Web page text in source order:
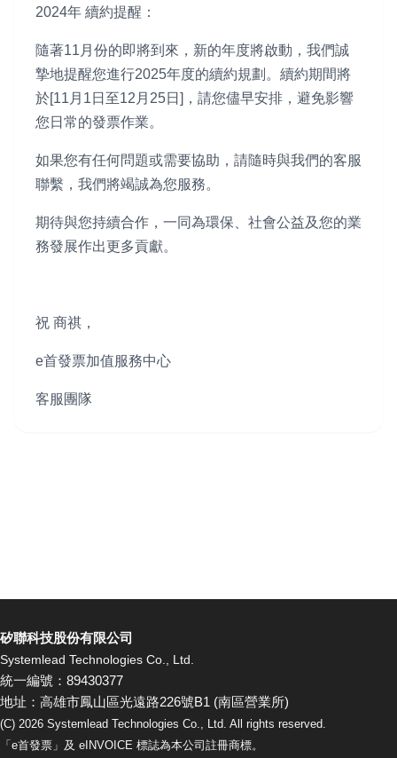
2024年 續約提醒：
隨著11月份的即將到來，新的年度將啟動，我們誠
摯地提醒您進行2025年度的續約規劃。續約期間將
於[11月1日至12月25日]，請您儘早安排，避免影響
您日常的發票作業。
如果您有任何問題或需要協助，請隨時與我們的客服
聯繫，我們將竭誠為您服務。
期待與您持續合作，一同為環保、社會公益及您的業
務發展作出更多貢獻。
祝 商祺，
e首發票加值服務中心
客服團隊
矽聯科技股份有限公司
Systemlead Technologies Co., Ltd.
統一編號：89430377
地址：高雄市鳳山區光遠路226號B1 (南區營業所)
(C) 2026 Systemlead Technologies Co., Ltd. All rights reserved.
「e首發票」及 eINVOICE 標誌為本公司註冊商標。